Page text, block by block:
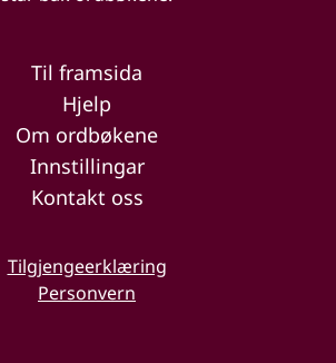
Til framsida
Hjelp
Om ordbøkene
Innstillingar
Kontakt oss
Tilgjengeerklæring
Personvern